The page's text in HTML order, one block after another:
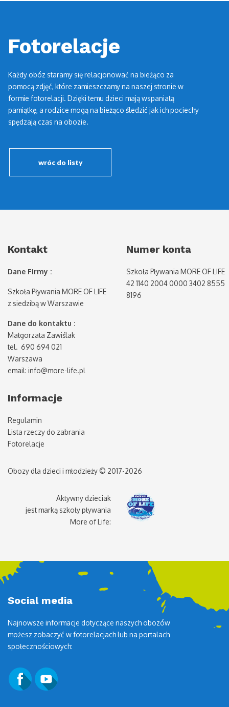
Fotorelacje
Każdy obóz staramy się relacjonować na bieżąco za
pomocą zdjęć, które zamieszczamy na naszej stronie w
formie fotorelacji. Dzięki temu dzieci mają wspaniałą
pamiątkę, a rodzice mogą na bieżąco śledzić jak ich pociechy
spędzają czas na obozie.
wróc do listy
Kontakt
Dane Firmy :
Szkoła Pływania MORE OF LIFE
z siedzibą w Warszawie
Dane do kontaktu :
Małgorzata Zawiślak
tel. 690 694 021
Warszawa
email: info@more-life.pl
Numer konta
Szkoła Pływania MORE OF LIFE
42 1140 2004 0000 3402 8555
8196
Informacje
Regulamin
Lista rzeczy do zabrania
Fotorelacje
Obozy dla dzieci i młodzieży © 2017-2026
Aktywny dzieciak
jest marką szkoły pływania
More of Life:
Social media
Najnowsze informacje dotyczące naszych obozów
możesz zobaczyć w fotorelacjach lub na portalach
społecznościowych: